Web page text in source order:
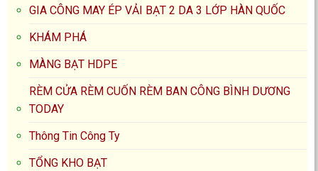
GIA CÔNG MAY ÉP VẢI BẠT 2 DA 3 LỚP HÀN QUỐC
KHÁM PHÁ
MÀNG BẠT HDPE
RÈM CỬA RÈM CUỐN RÈM BAN CÔNG BÌNH DƯƠNG
TODAY
Thông Tin Công Ty
TỔNG KHO BẠT